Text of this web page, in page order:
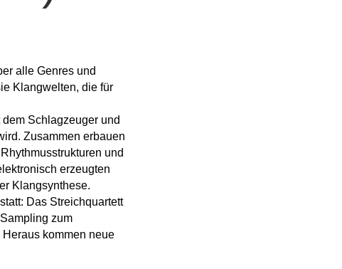
alle Genres und
Klangwelten, die für
Schlagzeuger und
Zusammen erbauen
und
erzeugten
Klangsynthese.
Das Streichquartett
zum
kommen neue